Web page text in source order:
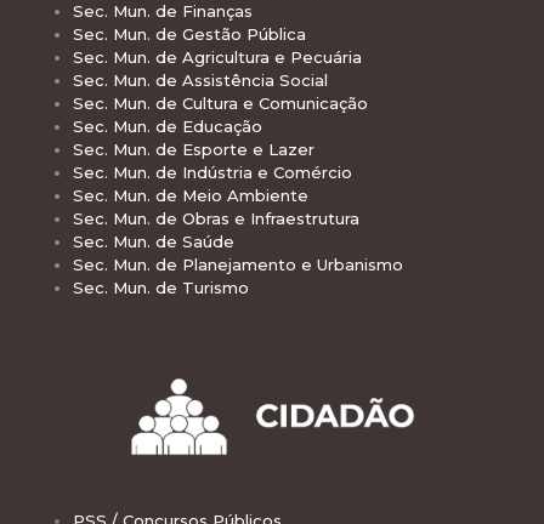
Sec. Mun. de Finanças
Sec. Mun. de Gestão Pública
Sec. Mun. de Agricultura e Pecuária
Sec. Mun. de Assistência Social
Sec. Mun. de Cultura e Comunicação
Sec. Mun. de Educação
Sec. Mun. de Esporte e Lazer
Sec. Mun. de Indústria e Comércio
Sec. Mun. de Meio Ambiente
Sec. Mun. de Obras e Infraestrutura
Sec. Mun. de Saúde
Sec. Mun. de Planejamento e Urbanismo
Sec. Mun. de Turismo